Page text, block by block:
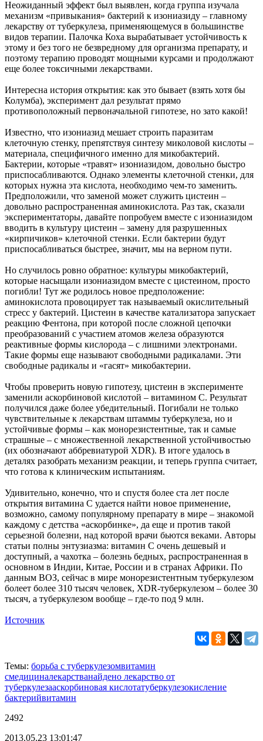
Неожиданный эффект был выявлен, когда группа изучала
механизм «привыкания» бактерий к изониазиду – главному
лекарству от туберкулеза, применяющемуся в большинстве
видов терапии. Палочка Коха вырабатывает устойчивость к
этому и без того не безвредному для организма препарату, и
поэтому терапию проводят мощными курсами и продолжают
еще более токсичными лекарствами.
Интересна история открытия: как это бывает (взять хотя бы
Колумба), эксперимент дал результат прямо
противоположный первоначальной гипотезе, но зато какой!
Известно, что изониазид мешает строить паразитам
клеточную стенку, препятствуя синтезу миколовой кислоты –
материала, специфичного именно для микобактерий.
Бактерии, которые «травят» изониазидом, довольно быстро
приспосабливаются. Однако элементы клеточной стенки, для
которых нужна эта кислота, необходимо чем-то заменить.
Предположили, что заменой может служить цистеин –
довольно распространенная аминокислота. Раз так, сказали
экспериментаторы, давайте попробуем вместе с изониазидом
вводить в культуру цистеин – замену для разрушенных
«кирпичиков» клеточной стенки. Если бактерии будут
приспосабливаться быстрее, значит, мы на верном пути.
Но случилось ровно обратное: культуры микобактерий,
которые насыщали изониазидом вместе с цистеином, просто
погибли! Тут же родилось новое предположение:
аминокислота провоцирует так называемый окислительный
стресс у бактерий. Цистеин в качестве катализатора запускает
реакцию Фентона, при которой после сложной цепочки
преобразований с участием атомов железа образуются
реактивные формы кислорода – с лишними электронами.
Такие формы еще называют свободными радикалами. Эти
свободные радикалы и «гасят» микобактерии.
Чтобы проверить новую гипотезу, цистеин в эксперименте
заменили аскорбиновой кислотой – витамином C. Результат
получился даже более убедительный. Погибали не только
чувствительные к лекарствам штаммы туберкулеза, но и
устойчивые формы – как монорезистентные, так и самые
страшные – с множественной лекарственной устойчивостью
(их обозначают аббревиатурой XDR). В итоге удалось в
деталях разобрать механизм реакции, и теперь группа считает,
что готова к клиническим испытаниям.
Удивительно, конечно, что и спустя более ста лет после
открытия витамина C удается найти новое применение,
возможно, самому популярному препарату в мире – знакомой
каждому с детства «аскорбинке», да еще и против такой
серьезной болезни, над которой врачи бьются веками. Авторы
статьи полны энтузиазма: витамин C очень дешевый и
доступный, а чахотка – болезнь бедных, распространенная в
основном в Индии, Китае, России и в странах Африки. По
данным ВОЗ, сейчас в мире монорезистентным туберкулезом
болеет более 310 тысяч человек, XDR-туберкулезом – более 30
тысяч, а туберкулезом вообще – где-то под 9 млн.
Источник
Темы: борьба с туберкулезомвитамин
смедициналекарстванайдено лекарство от
туберкулезааскорбиновая кислотатуберкулезокисление
бактерийвитамин
2492
2013.05.23 13:01:47